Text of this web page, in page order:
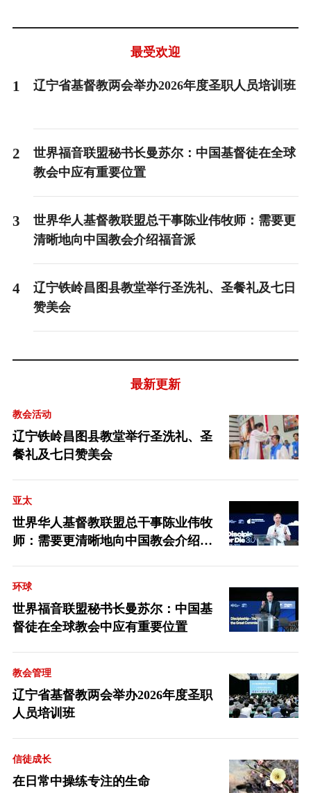
最受欢迎
1 辽宁省基督教两会举办2026年度圣职人员培训班
2
世界福音联盟秘书长曼苏尔：中国基督徒在全球
教会中应有重要位置
3
世界华人基督教联盟总干事陈业伟牧师：需要更
清晰地向中国教会介绍福音派
4
辽宁铁岭昌图县教堂举行圣洗礼、圣餐礼及七日
赞美会
最新更新
教会活动
辽宁铁岭昌图县教堂举行圣洗礼、圣
餐礼及七日赞美会
亚太
世界华人基督教联盟总干事陈业伟牧
师：需要更清晰地向中国教会介绍福
环球
世界福音联盟秘书长曼苏尔：中国基
督徒在全球教会中应有重要位置
教会管理
辽宁省基督教两会举办2026年度圣职
人员培训班
信徒成长
在日常中操练专注的生命